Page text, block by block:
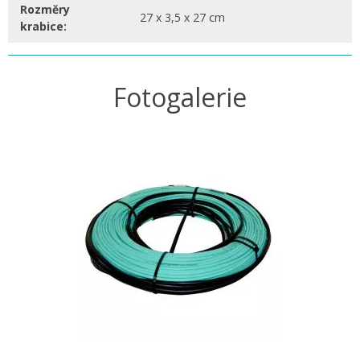
Rozměry
krabice:
27 x 3,5 x 27 cm
Fotogalerie